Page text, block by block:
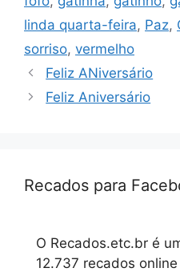
linda quarta-feira, Paz,
sorriso, vermelho
Feliz ANiversário
Feliz Aniversário
Recados para
O Recados.etc.br é
12.737 recados